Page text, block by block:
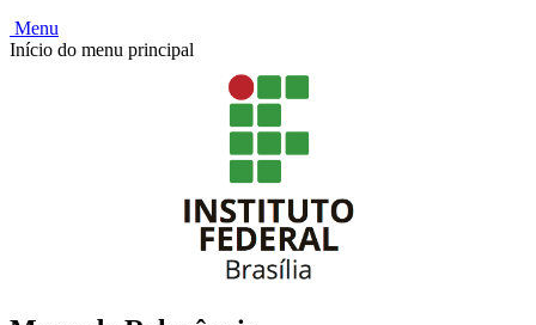
Menu
Início do menu principal